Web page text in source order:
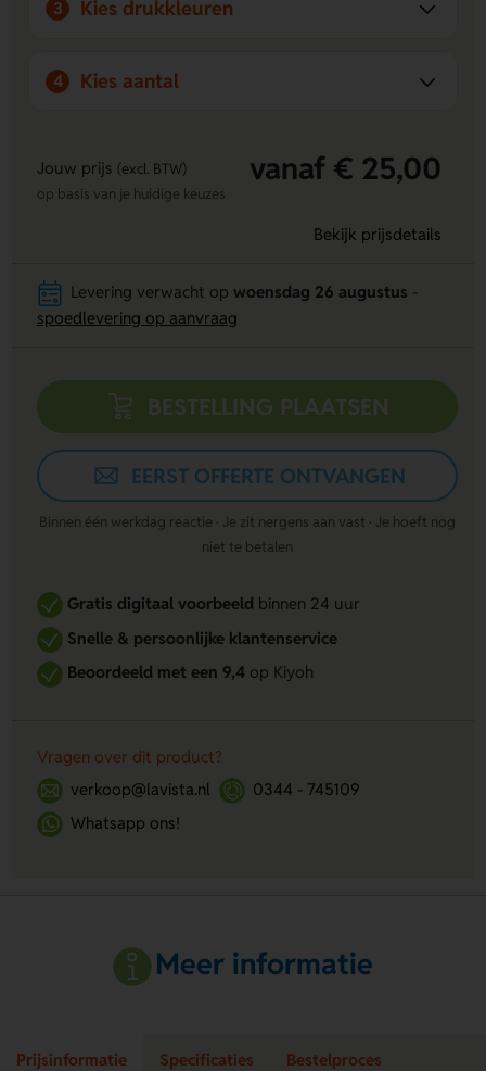
3 Kies drukkleuren
4 Kies aantal
Jouw prijs (excl. BTW) vanaf € 25,00
op basis van je huidige keuzes
Bekijk prijsdetails
Levering verwacht op woensdag 26 augustus
spoedlevering op aanvraag
BESTELLING PLAATSEN
EERST OFFERTE ONTVANGEN
Binnen één werkdag reactie · Je zit nergens aan vast · Je hoeft nog
niet te betalen
Gratis digitaal voorbeeldbinnen 24 uur
Snelle & persoonlijke klantenservice
Beoordeeld met een 9,4op Kiyoh
Vragen over dit product?
verkoop@lavista.nl
0344 - 745109
Whatsapp ons!
Meer informatie
Prijsinformatie Specificaties Bestelproces